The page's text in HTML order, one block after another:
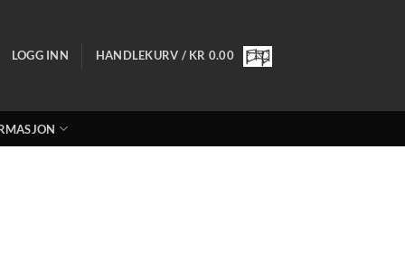
LOGG INN HANDLEKURV / KR 0.00